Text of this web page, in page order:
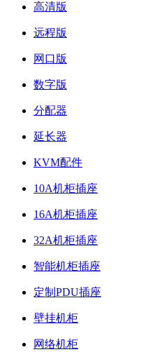
高清版
远程版
网口版
数字版
分配器
延长器
KVM配件
10A机柜插座
16A机柜插座
32A机柜插座
智能机柜插座
定制PDU插座
壁挂机柜
网络机柜